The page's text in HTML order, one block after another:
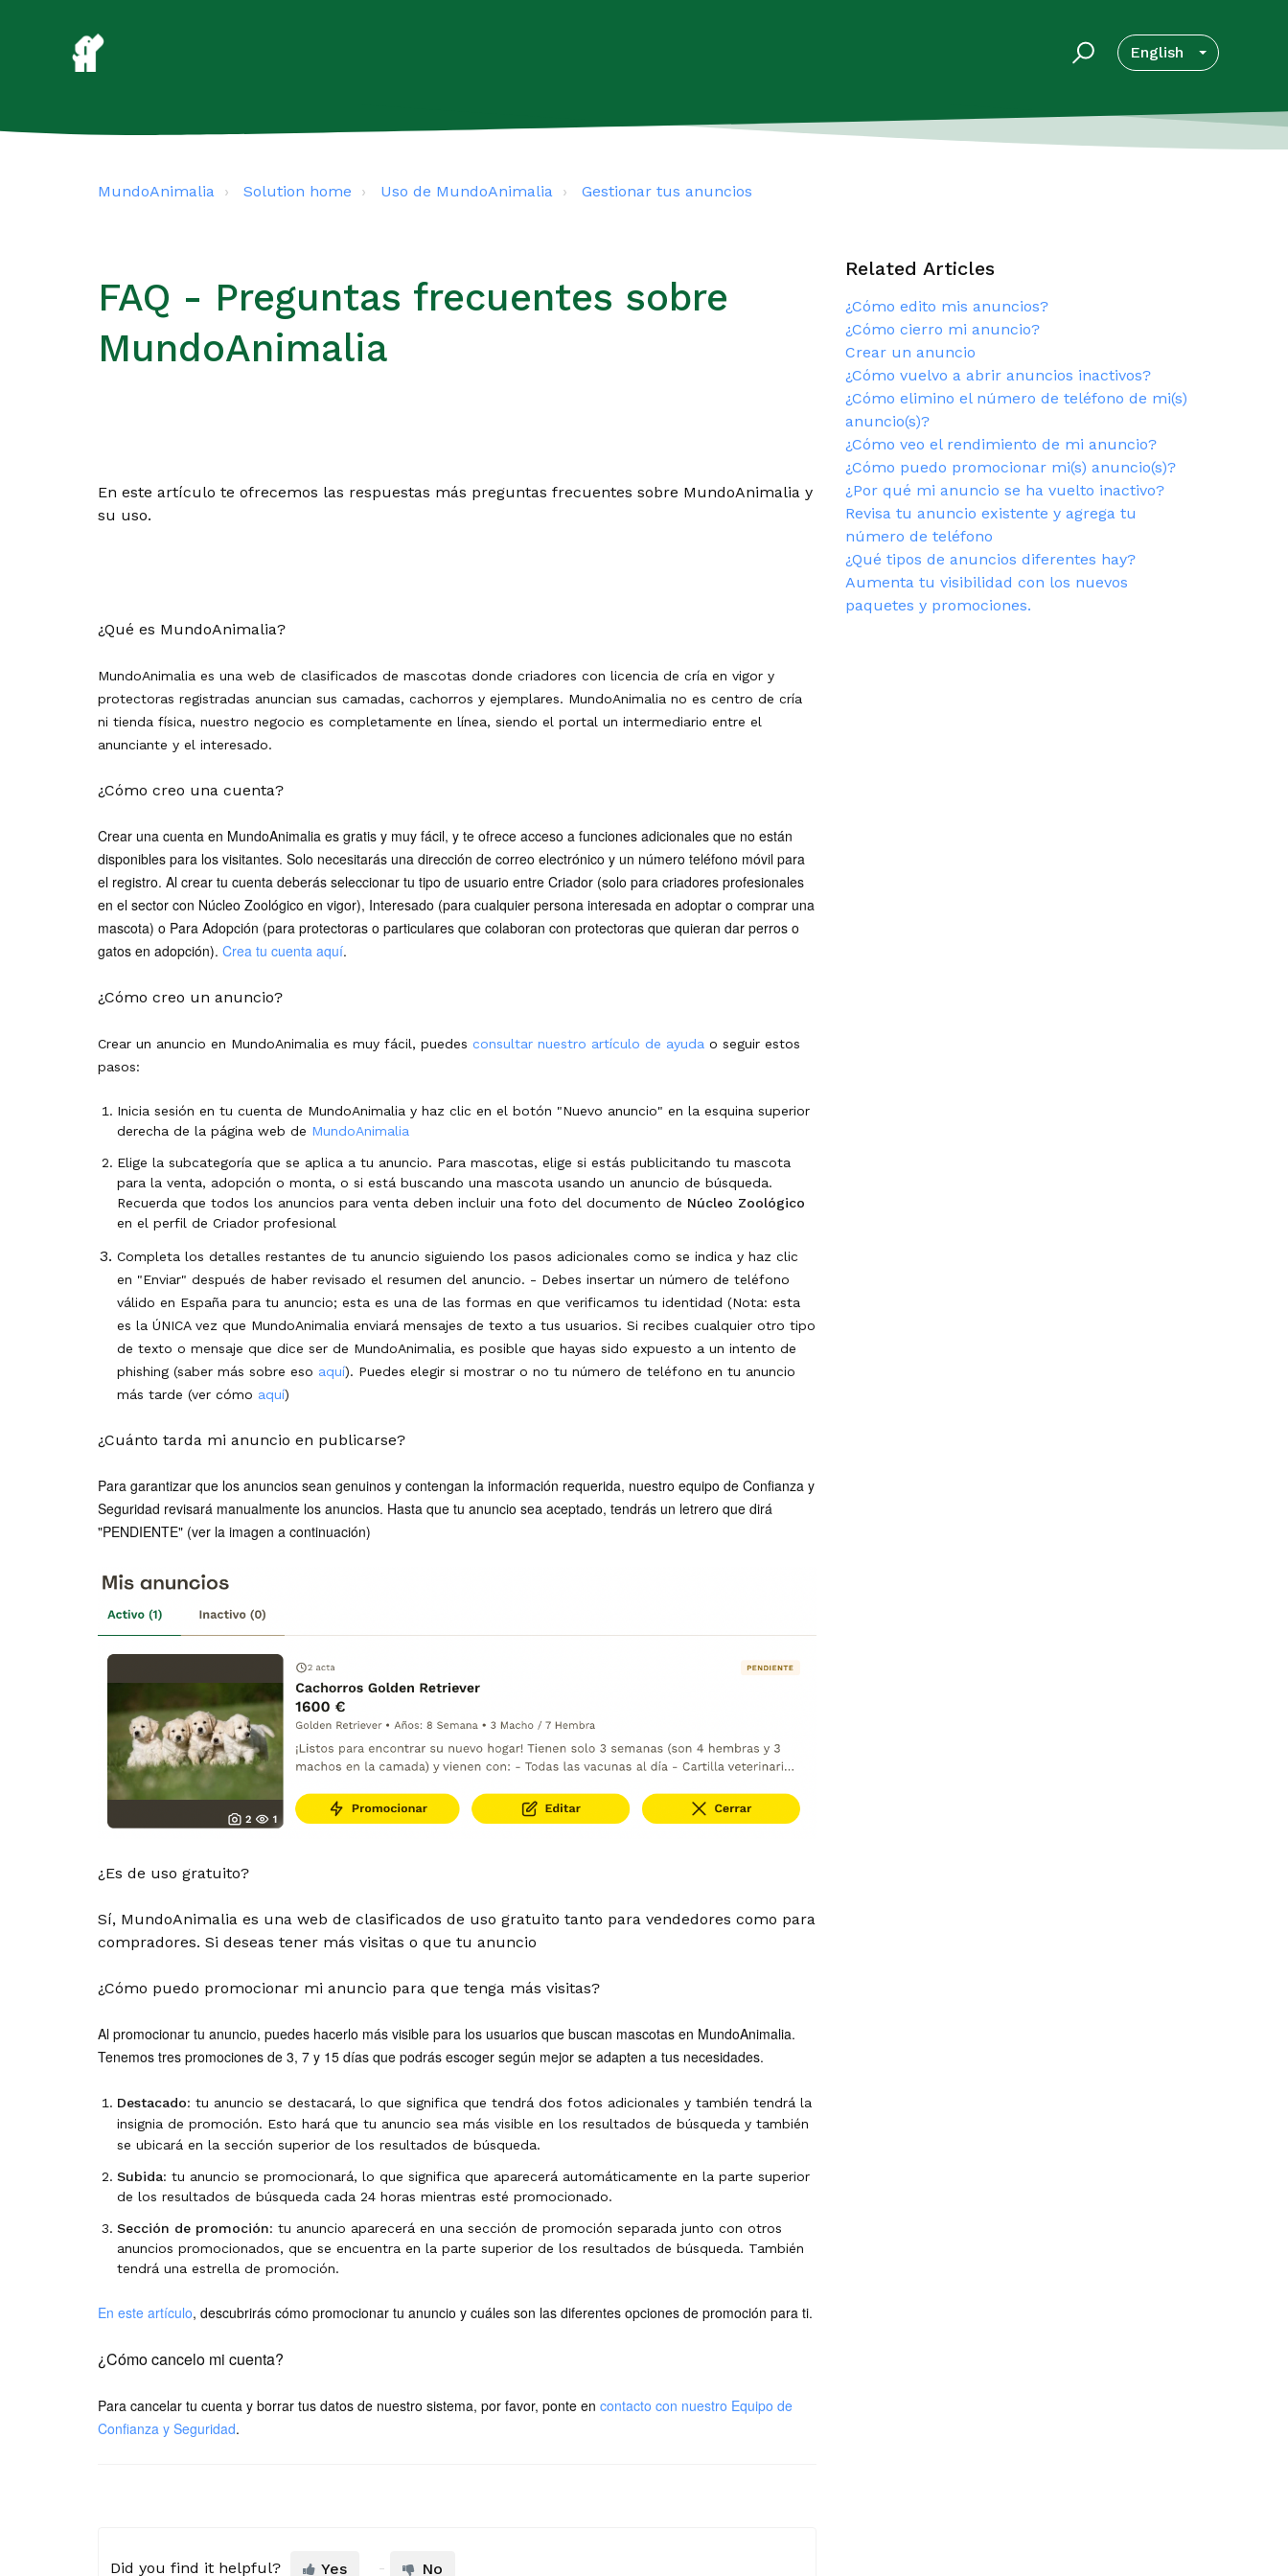
English
MundoAnimalia Solution home Uso de MundoAnimalia Gestionar tus anuncios
FAQ - Preguntas frecuentes sobre
MundoAnimalia
En este artículo te ofrecemos las respuestas más preguntas frecuentes sobre MundoAnimalia y
su uso.
¿Qué es MundoAnimalia?
MundoAnimalia es una web de clasificados de mascotas donde criadores con licencia de cría en vigor y
protectoras registradas anuncian sus camadas, cachorros y ejemplares. MundoAnimalia no es centro de cría
ni tienda física, nuestro negocio es completamente en línea, siendo el portal un intermediario entre el
anunciante y el interesado.
¿Cómo creo una cuenta?
Crear una cuenta en MundoAnimalia es gratis y muy fácil, y te ofrece acceso a funciones adicionales que no están
disponibles para los visitantes. Solo necesitarás una dirección de correo electrónico y un número teléfono móvil para
el registro. Al crear tu cuenta deberás seleccionar tu tipo de usuario entre Criador (solo para criadores profesionales
en el sector con Núcleo Zoológico en vigor), Interesado (para cualquier persona interesada en adoptar o comprar una
mascota) o Para Adopción (para protectoras o particulares que colaboran con protectoras que quieran dar perros o
gatos en adopción). Crea tu cuenta aquí.
¿Cómo creo un anuncio?
Crear un anuncio en MundoAnimalia es muy fácil, puedes consultar nuestro artículo de ayuda o seguir estos
pasos:
Inicia sesión en tu cuenta de MundoAnimalia y haz clic en el botón "Nuevo anuncio" en la esquina superior
derecha de la página web de MundoAnimalia
Elige la subcategoría que se aplica a tu anuncio. Para mascotas, elige si estás publicitando tu mascota
para la venta, adopción o monta, o si está buscando una mascota usando un anuncio de búsqueda.
Recuerda que todos los anuncios para venta deben incluir una foto del documento de Núcleo Zoológico
en el perfil de Criador profesional
Completa los detalles restantes de tu anuncio siguiendo los pasos adicionales como se indica y haz clic
en "Enviar" después de haber revisado el resumen del anuncio. - Debes insertar un número de teléfono
válido en España para tu anuncio; esta es una de las formas en que verificamos tu identidad (Nota: esta
es la ÚNICA vez que MundoAnimalia enviará mensajes de texto a tus usuarios. Si recibes cualquier otro tipo
de texto o mensaje que dice ser de MundoAnimalia, es posible que hayas sido expuesto a un intento de
phishing (saber más sobre eso aquí). Puedes elegir si mostrar o no tu número de teléfono en tu anuncio
más tarde (ver cómo aquí)
¿Cuánto tarda mi anuncio en publicarse?
Para garantizar que los anuncios sean genuinos y contengan la información requerida, nuestro equipo de Confianza y
Seguridad revisará manualmente los anuncios. Hasta que tu anuncio sea aceptado, tendrás un letrero que dirá
"PENDIENTE" (ver la imagen a continuación)
¿Es de uso gratuito?
Sí, MundoAnimalia es una web de clasificados de uso gratuito tanto para vendedores como para
compradores. Si deseas tener más visitas o que tu anuncio
¿Cómo puedo promocionar mi anuncio para que tenga más visitas?
Al promocionar tu anuncio, puedes hacerlo más visible para los usuarios que buscan mascotas en MundoAnimalia.
Tenemos tres promociones de 3, 7 y 15 días que podrás escoger según mejor se adapten a tus necesidades.
Destacado: tu anuncio se destacará, lo que significa que tendrá dos fotos adicionales y también tendrá la
insignia de promoción. Esto hará que tu anuncio sea más visible en los resultados de búsqueda y también
se ubicará en la sección superior de los resultados de búsqueda.
Subida: tu anuncio se promocionará, lo que significa que aparecerá automáticamente en la parte superior
de los resultados de búsqueda cada 24 horas mientras esté promocionado.
Sección de promoción: tu anuncio aparecerá en una sección de promoción separada junto con otros
anuncios promocionados, que se encuentra en la parte superior de los resultados de búsqueda. También
tendrá una estrella de promoción.
En este artículo, descubrirás cómo promocionar tu anuncio y cuáles son las diferentes opciones de promoción para ti.
¿Cómo cancelo mi cuenta?
Para cancelar tu cuenta y borrar tus datos de nuestro sistema, por favor, ponte en contacto con nuestro Equipo de
Confianza y Seguridad.
Did you find it helpful? Yes No
Related Articles
¿Cómo edito mis anuncios?
¿Cómo cierro mi anuncio?
Crear un anuncio
¿Cómo vuelvo a abrir anuncios inactivos?
¿Cómo elimino el número de teléfono de mi(s)
anuncio(s)?
¿Cómo veo el rendimiento de mi anuncio?
¿Cómo puedo promocionar mi(s) anuncio(s)?
¿Por qué mi anuncio se ha vuelto inactivo?
Revisa tu anuncio existente y agrega tu
número de teléfono
¿Qué tipos de anuncios diferentes hay?
Aumenta tu visibilidad con los nuevos
paquetes y promociones.